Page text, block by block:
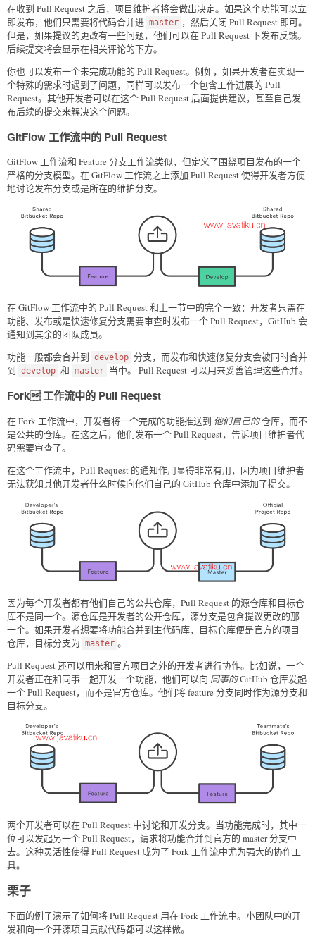
在收到 Pull Request 之后，项目维护者将会做出决定。如果这个功能可以立
即发布，他们只需要将代码合并进 master ，然后关闭 Pull Request 即可。
但是，如果提议的更改有一些问题，他们可以在 Pull Request 下发布反馈。
后续提交将会显示在相关评论的下方。
你也可以发布一个未完成功能的 Pull Request。例如，如果开发者在实现一
个特殊的需求时遇到了问题，同样可以发布一个包含工作进展的 Pull
Request。其他开发者可以在这个 Pull Request 后面提供建议，甚至自己发
布后续的提交来解决这个问题。
GitFlow 工作流中的 Pull Request
GitFlow 工作流和 Feature 分支工作流类似，但定义了围绕项目发布的一个
严格的分支模型。在 GitFlow 工作流之上添加 Pull Request 使得开发者方便
地讨论发布分支或是所在的维护分支。
在 GitFlow 工作流中的 Pull Request 和上一节中的完全一致：开发者只需在
功能、发布或是快速修复分支需要审查时发布一个 Pull Request，GitHub 会
通知到其余的团队成员。
功能一般都会合并到 develop 分支，而发布和快速修复分支会被同时合并
到 develop 和 master 当中。 Pull Request 可以用来妥善管理这些合并。
Fork 工作流中的 Pull Request
在 Fork 工作流中，开发者将一个完成的功能推送到 他们自己的仓库，而不
是公共的仓库。在这之后，他们发布一个 Pull Request，告诉项目维护者代
码需要审查了。
在这个工作流中，Pull Request 的通知作用显得非常有用，因为项目维护者
无法获知其他开发者什么时候向他们自己的 GitHub 仓库中添加了提交。
因为每个开发者都有他们自己的公共仓库，Pull Request 的源仓库和目标仓
库不是同一个。源仓库是开发者的公开仓库，源分支是包含提议更改的那
一个。如果开发者想要将功能合并到主代码库，目标仓库便是官方的项目
仓库，目标分支为 master 。
Pull Request 还可以用来和官方项目之外的开发者进行协作。比如说，一个
开发者正在和同事一起开发一个功能，他们可以向 同事的GitHub 仓库发起
一个 Pull Request，而不是官方仓库。他们将 feature 分支同时作为源分支和
目标分支。
两个开发者可以在 Pull Request 中讨论和开发分支。当功能完成时，其中一
位可以发起另一个 Pull Request，请求将功能合并到官方的 master 分支中
去。这种灵活性使得 Pull Request 成为了 Fork 工作流中尤为强大的协作工
具。
栗子
下面的例子演示了如何将 Pull Request 用在 Fork 工作流中。小团队中的开
发和向一个开源项目贡献代码都可以这样做。